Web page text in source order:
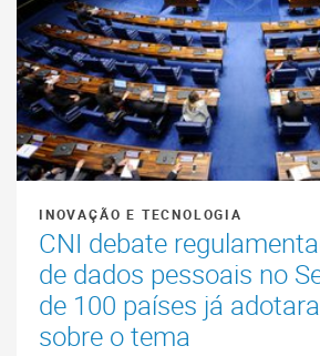
INOVAÇÃO E TECNOLOGIA
CNI debate
de dados pessoais no
de 100 países já
sobre o tema